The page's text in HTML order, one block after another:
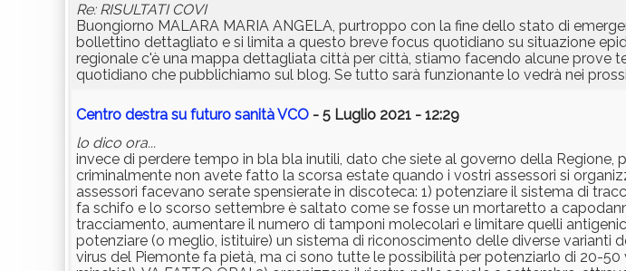
Re: RISULTATI COVI
Buongiorno MALARA MARIA ANGELA, purtroppo con la fine dello stato di
bollettino dettagliato e si limita a questo breve focus quotidiano su situazione
regionale c'è una mappa dettagliata città per città, stiamo facendo alcune prove
quotidiano che pubblichiamo sul blog. Se tutto sarà funzionante lo vedrà nei
Centro destra su futuro sanità VCO - 5 Luglio 2021 - 12:29
lo dico ora...
invece di perdere tempo in bla bla inutili, dato che siete al governo della Regione,
criminalmente non avete fatto la scorsa estate quando i vostri assessori si
assessori facevano serate spensierate in discoteca: 1) potenziare il sistema di
fa schifo e lo scorso settembre è saltato come se fosse un mortaretto a
tracciamento, aumentare il numero di tamponi molecolari e limitare quelli
potenziare (o meglio, istituire) un sistema di riconoscimento delle diverse varianti
virus del Piemonte fa pietà, ma ci sono tutte le possibilità per potenziarlo di 20-50